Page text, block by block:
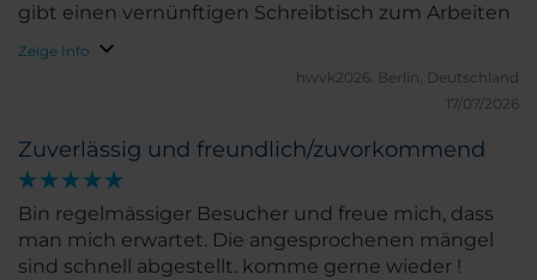
gibt einen vernünftigen Schreibtisch zum Arbeiten
Zeige Info
hwvk2026. Berlin, Deutschland
17/07/2026
Zuverlässig und freundlich/zuvorkommend
Bin regelmässiger Besucher und freue mich, dass
man mich erwartet. Die angesprochenen mängel
sind schnell abgestellt. komme gerne wieder !